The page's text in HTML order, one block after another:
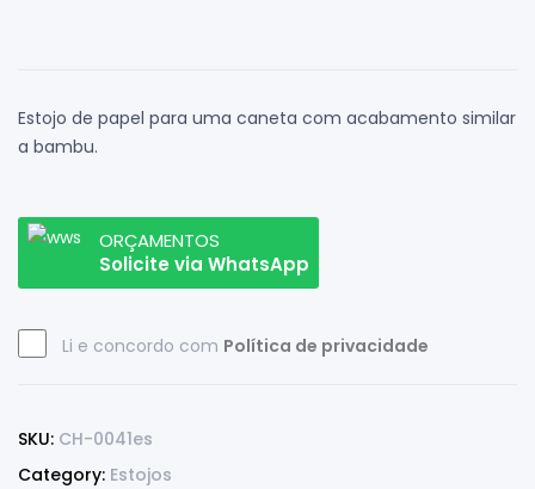
Estojo de papel para uma caneta com acabamento similar
a bambu.
ORÇAMENTOS
Solicite via WhatsApp
Li e concordo com Política de privacidade
SKU: CH-0041es
Category: Estojos